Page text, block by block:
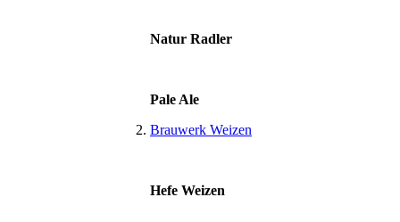
Natur Radler
Pale Ale
Brauwerk Weizen
Hefe Weizen